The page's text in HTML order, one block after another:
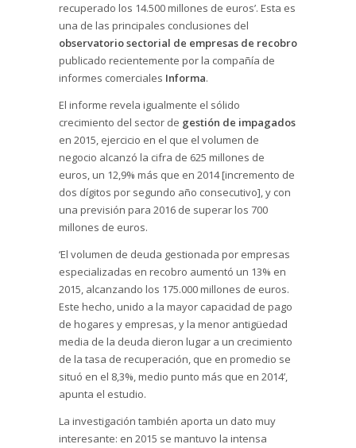
recuperado los 14.500 millones de euros’. Esta es
una de las principales conclusiones del
observatorio sectorial de empresas de recobro
publicado recientemente por la compañía de
informes comerciales Informa.
El informe revela igualmente el sólido
crecimiento del sector de gestión de impagados
en 2015, ejercicio en el que el volumen de
negocio alcanzó la cifra de 625 millones de
euros, un 12,9% más que en 2014 [incremento de
dos dígitos por segundo año consecutivo], y con
una previsión para 2016 de superar los 700
millones de euros.
‘El volumen de deuda gestionada por empresas
especializadas en recobro aumentó un 13% en
2015, alcanzando los 175.000 millones de euros.
Este hecho, unido a la mayor capacidad de pago
de hogares y empresas, y la menor antigüedad
media de la deuda dieron lugar a un crecimiento
de la tasa de recuperación, que en promedio se
situó en el 8,3%, medio punto más que en 2014’,
apunta el estudio.
La investigación también aporta un dato muy
interesante: en 2015 se mantuvo la intensa